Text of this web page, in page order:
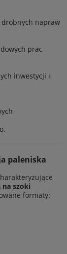
napraw
prac
inwestycji i
paleniska
na szoki
formaty: